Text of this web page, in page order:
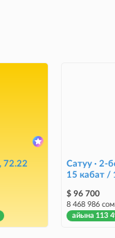
72.22
Сатуу · 2-
$ 96 700
8 468 986 сом
айына 113